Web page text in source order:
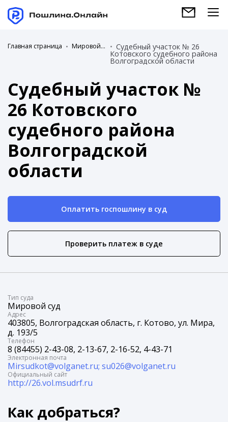
Главная страница Мировой суд Судебный участок № 26
Котовского судебного района
Волгоградской области
Судебный участок №
26 Котовского
судебного района
Волгоградской
области
Оплатить госпошлину в суд
Проверить платеж в суде
Tип суда
Мировой суд
Адрес
403805, Волгоградская область, г. Котово, ул. Мира,
д. 193/5
Телефон
8 (84455) 2-43-08, 2-13-67, 2-16-52, 4-43-71
Электронная почта
Mirsudkot@volganet.ru; su026@volganet.ru
Официальный сайт
http://26.vol.msudrf.ru
Как добраться?